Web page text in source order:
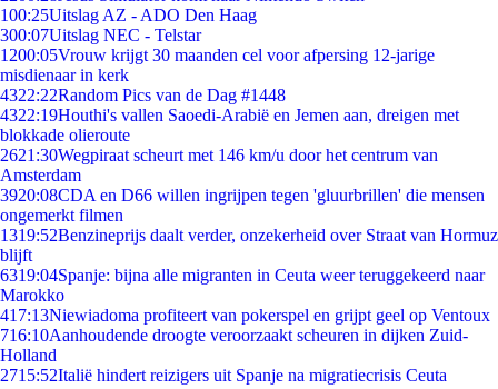
100:25Uitslag AZ - ADO Den Haag
300:07Uitslag NEC - Telstar
1200:05Vrouw krijgt 30 maanden cel voor afpersing 12-jarige
misdienaar in kerk
4322:22Random Pics van de Dag #1448
4322:19Houthi's vallen Saoedi-Arabië en Jemen aan, dreigen met
blokkade olieroute
2621:30Wegpiraat scheurt met 146 km/u door het centrum van
Amsterdam
3920:08CDA en D66 willen ingrijpen tegen 'gluurbrillen' die mensen
ongemerkt filmen
1319:52Benzineprijs daalt verder, onzekerheid over Straat van Hormuz
blijft
6319:04Spanje: bijna alle migranten in Ceuta weer teruggekeerd naar
Marokko
417:13Niewiadoma profiteert van pokerspel en grijpt geel op Ventoux
716:10Aanhoudende droogte veroorzaakt scheuren in dijken Zuid-
Holland
2715:52Italië hindert reizigers uit Spanje na migratiecrisis Ceuta